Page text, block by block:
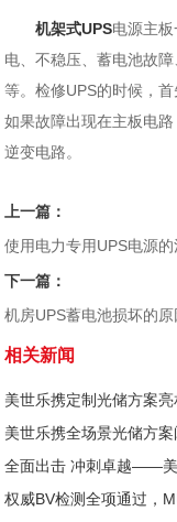
机架式UPS电源主
电、不稳压、蓄电池故
等。检修UPS的时候，
如果故障出现在主板电
逆变电路。
上一篇：
使用电力专用UPS电源
下一篇：
机房UPS蓄电池损坏的原
相关新闻
权威BV检测全项通过，